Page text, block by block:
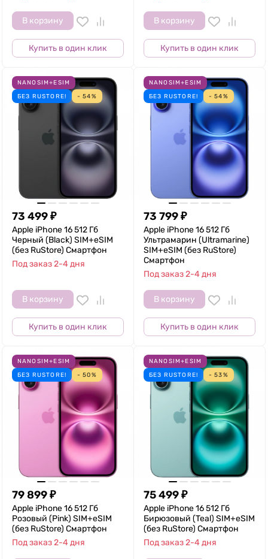
В корзину
Купить в один клик
В корзину
Купить в один клик
NANOSIM+ESIM
БЕЗ RUSTORE!
- 54%
73 499₽
Apple iPhone 16 512 Гб
Черный (Black) SIM+eSIM
(без RuStore) Смартфон
Под заказ 2-4 дня
В корзину
Купить в один клик
NANOSIM+ESIM
БЕЗ RUSTORE!
- 54%
73 799₽
Apple iPhone 16 512 Гб
Ультрамарин (Ultramarine)
SIM+eSIM (без RuStore)
Смартфон
Под заказ 2-4 дня
В корзину
Купить в один клик
NANOSIM+ESIM
БЕЗ RUSTORE!
- 50%
79 899₽
Apple iPhone 16 512 Гб
Розовый (Pink) SIM+eSIM
(без RuStore) Смартфон
Под заказ 2-4 дня
NANOSIM+ESIM
БЕЗ RUSTORE!
- 53%
75 499₽
Apple iPhone 16 512 Гб
Бирюзовый (Teal) SIM+eSIM
(без RuStore) Смартфон
Под заказ 2-4 дня